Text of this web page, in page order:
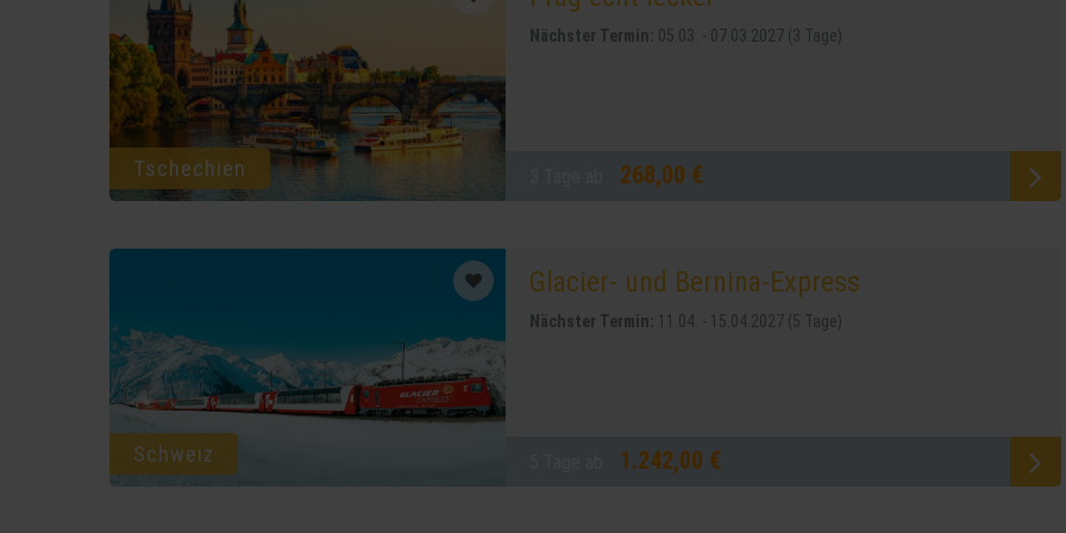
Tschechien
Nächster Termin: 05.03. - 07.03.2027 (3 Tage)
268,00 €
Schweiz
Glacier- und Bernina-Express
Nächster Termin: 11.04. - 15.04.2027 (5 Tage)
1.242,00 €